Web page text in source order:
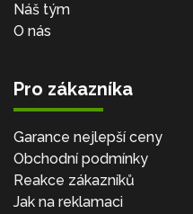
Náš tým
O nás
Pro zákazníka
Garance nejlepší ceny
Obchodní podmínky
Reakce zákazníků
Jak na reklamaci